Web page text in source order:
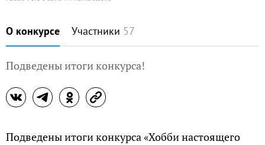
О конкурсе Участники 57
Подведены итоги конкурса!
Подведены итоги конкурса «Хобби настоящего